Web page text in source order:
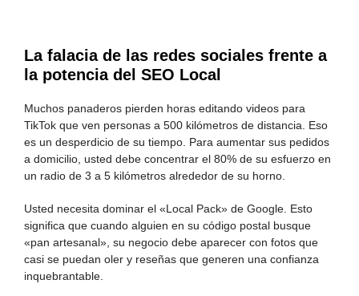
La falacia de las redes sociales frente a
la potencia del SEO Local
Muchos panaderos pierden horas editando videos para
TikTok que ven personas a 500 kilómetros de distancia. Eso
es un desperdicio de su tiempo. Para aumentar sus pedidos
a domicilio, usted debe concentrar el 80% de su esfuerzo en
un radio de 3 a 5 kilómetros alrededor de su horno.
Usted necesita dominar el «Local Pack» de Google. Esto
significa que cuando alguien en su código postal busque
«pan artesanal», su negocio debe aparecer con fotos que
casi se puedan oler y reseñas que generen una confianza
inquebrantable.